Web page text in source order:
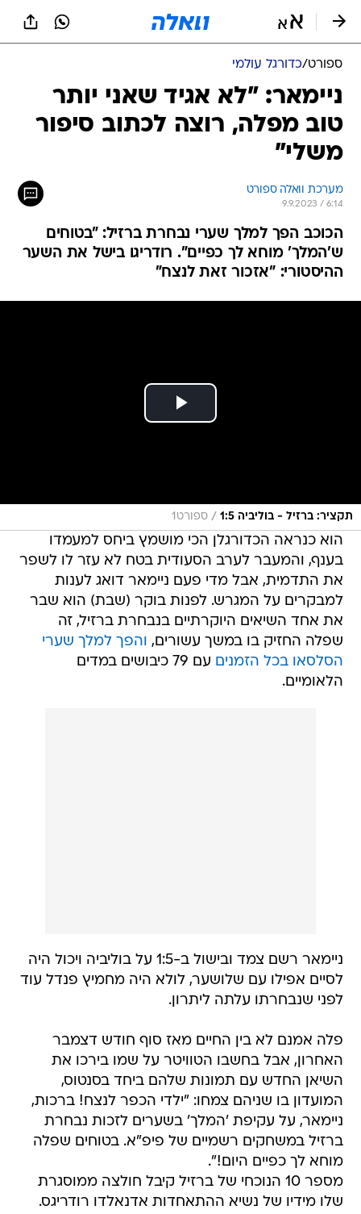
ספורט/כדורגל עולמי
ניימאר: "לא אגיד שאני יותר
טוב מפלה, רוצה לכתוב סיפור
משלי"
מערכת וואלה ספורט
9.9.2023 / 6:14
הכוכב הפך למלך שערי נבחרת ברזיל: "בטוחים
ש'המלך' מוחא לך כפיים". רודריגו בישל את השער
ההיסטורי: "אזכור זאת לנצח"
תקציר: ברזיל - בוליביה 1:5 / ספורט1
הוא כנראה הכדורגלן הכי מושמץ ביחס למעמדו
בענף, והמעבר לערב הסעודית בטח לא עזר לו לשפר
את התדמית, אבל מדי פעם ניימאר דואג לענות
למבקרים על המגרש. לפנות בוקר (שבת) הוא שבר
את אחד השיאים היוקרתיים בנבחרת ברזיל, זה
שפלה החזיק בו במשך עשורים, והפך למלך שערי
הסלסאו בכל הזמנים
עם 79 כיבושים במדים
הלאומיים.
ניימאר רשם צמד ובישול ב-1:5 על בוליביה ויכול היה
לסיים אפילו עם שלושער, לולא היה מחמיץ פנדל עוד
לפני שנבחרתו עלתה ליתרון.
פלה אמנם לא בין החיים מאז סוף חודש דצמבר
האחרון, אבל בחשבו הטוויטר על שמו בירכו את
השיאן החדש עם תמונות שלהם ביחד בסנטוס,
המועדון בו שניהם צמחו: "ילדי הכפר לנצח! ברכות,
ניימאר, על עקיפת 'המלך' בשערים לזכות נבחרת
ברזיל במשחקים רשמיים של פיפ"א. בטוחים שפלה
מוחא לך כפיים היום!".
מספר 10 הנוכחי של ברזיל קיבל חולצה ממוסגרת
שלו מידיו של נשיא ההתאחדות אדנאלדו רודריגס.